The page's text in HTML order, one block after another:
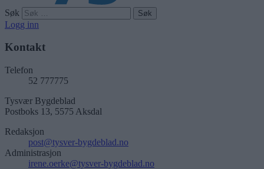
Søk
Logg inn
Kontakt
Telefon
52 777775
Tysvær Bygdeblad
Postboks 13, 5575 Aksdal
Redaksjon
post@tysver-bygdeblad.no
Administrasjon
irene.oerke@tysver-bygdeblad.no